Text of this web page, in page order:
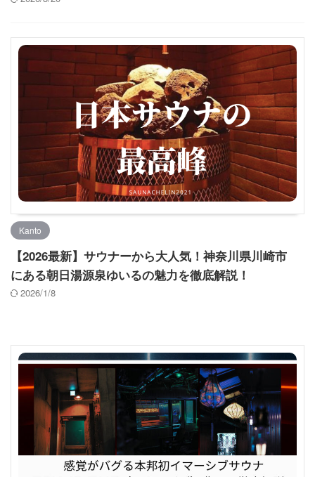
Kanto
【2026最新】サウナーから大人気！神奈川県川崎市
にある朝日湯源泉ゆいるの魅力を徹底解説！
2026/1/8